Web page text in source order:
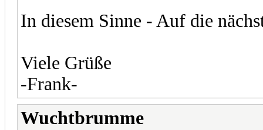
In diesem Sinne - Auf die
Viele Grüße
-Frank-
Wuchtbrumme